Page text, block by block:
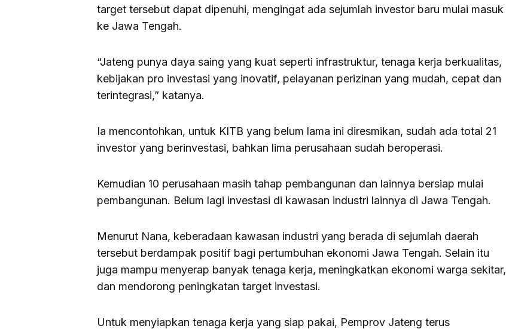
target tersebut dapat dipenuhi, mengingat ada sejumlah investor baru mulai masuk
ke Jawa Tengah.
“Jateng punya daya saing yang kuat seperti infrastruktur, tenaga kerja berkualitas,
kebijakan pro investasi yang inovatif, pelayanan perizinan yang mudah, cepat dan
terintegrasi,” katanya.
Ia mencontohkan, untuk KITB yang belum lama ini diresmikan, sudah ada total 21
investor yang berinvestasi, bahkan lima perusahaan sudah beroperasi.
Kemudian 10 perusahaan masih tahap pembangunan dan lainnya bersiap mulai
pembangunan. Belum lagi investasi di kawasan industri lainnya di Jawa Tengah.
Menurut Nana, keberadaan kawasan industri yang berada di sejumlah daerah
tersebut berdampak positif bagi pertumbuhan ekonomi Jawa Tengah. Selain itu
juga mampu menyerap banyak tenaga kerja, meningkatkan ekonomi warga sekitar,
dan mendorong peningkatan target investasi.
Untuk menyiapkan tenaga kerja yang siap pakai, Pemprov Jateng terus